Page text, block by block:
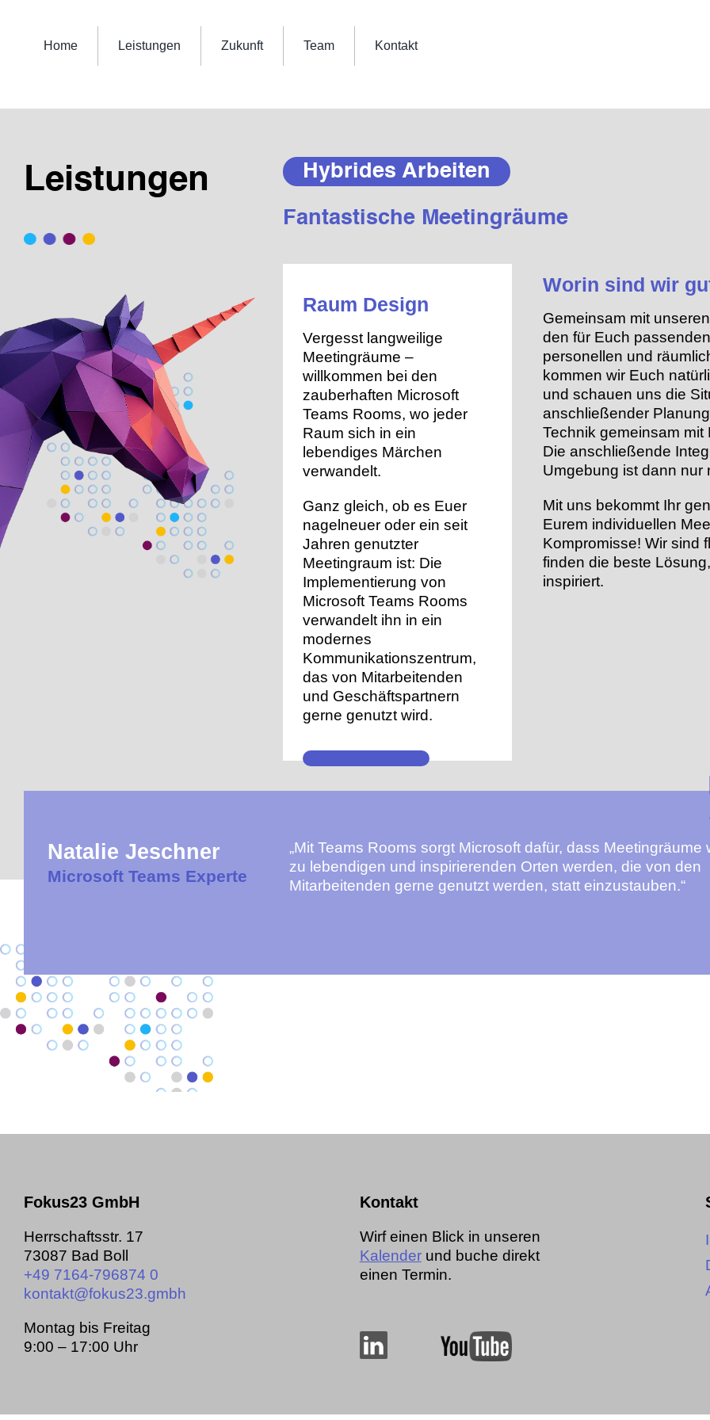
contentHome Leistungen Zukunft Team Kontakt
Leistungen Hybrides Arbeiten
Fantastische Meetingräume
Raum Design
Vergesst langweilige
Meetingräume –
willkommen bei den
zauberhaften Microsoft
Teams Rooms, wo jeder
Raum sich in ein
lebendiges Märchen
verwandelt.
Ganz gleich, ob es Euer
nagelneuer oder ein seit
Jahren genutzter
Meetingraum ist: Die
Implementierung von
Microsoft Teams Rooms
verwandelt ihn in ein
modernes
Kommunikationszentrum,
das von Mitarbeitenden
und Geschäftspartnern
gerne genutzt wird.
Worin sind wir
Gemeinsam mit
den für Euch
personellen und
kommen wir Euch
und schauen uns die
anschließender
Technik gemeinsam
Die anschließende
Umgebung ist dann nur
Mit uns bekommt Ihr
Eurem individuellen
Kompromisse! Wir sind
finden die beste
inspiriert.
Natalie Jeschner
Microsoft Teams Experte
„Mit Teams Rooms sorgt Microsoft dafür, dass Meetingräume
zu lebendigen und inspirierenden Orten werden, die von den
Mitarbeitenden gerne genutzt werden, statt einzustauben.“
Fokus23 GmbH
Herrschaftsstr. 17
73087 Bad Boll
+49 7164-796874 0
kontakt@­fokus23.gmbh
Montag bis Freitag
9:00 – 17:00 Uhr
Kontakt
Wirf einen Blick in unseren
Kalenderund buche direkt
einen Termin.